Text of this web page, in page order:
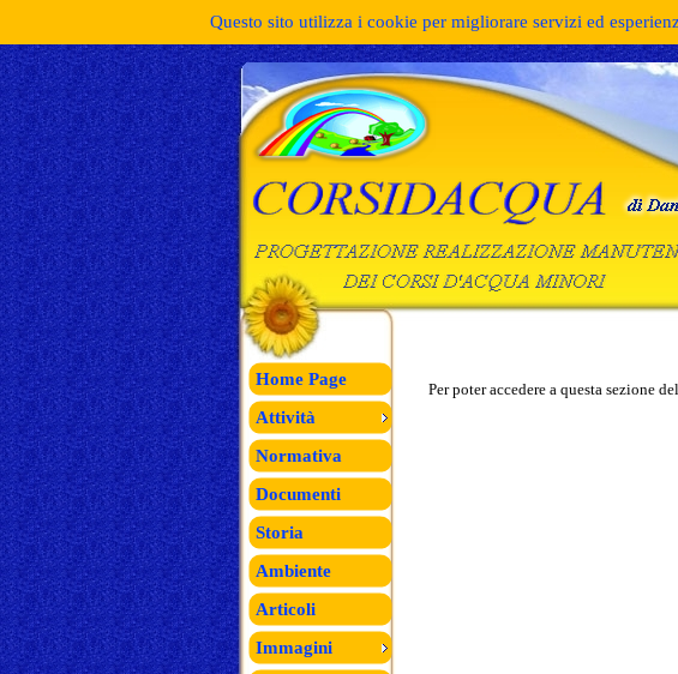
Questo sito utilizza i cookie per migliorare servizi ed
Home Page
Attività
Normativa
Documenti
Storia
Ambiente
Articoli
Immagini
Per poter accedere a questa sezione